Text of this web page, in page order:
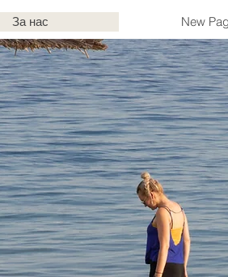
За нас New
Apartments